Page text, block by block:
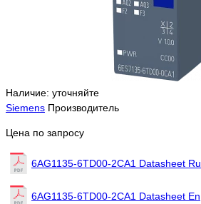
Наличие: уточняйте
Siemens Производитель
Цена по запросу
6AG1135-6TD00-2CA1 Datasheet Ru
6AG1135-6TD00-2CA1 Datasheet En